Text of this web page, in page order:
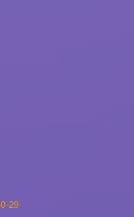
29